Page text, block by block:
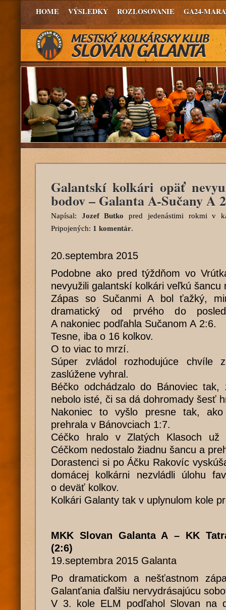
HOME VÝSLEDKY ROZLOSOVANIE GA24-
Galantskí kolkári opäť
bodov – Galanta A-Sučany A
Napísal: Jozef Butko pred jedenástimi rokmi v
Pripojených: 1 komentár.
20.septembra 2015
Podobne ako pred týždňom vo
nevyužili galantskí kolkári veľkú šancu
Zápas so Sučanmi A bol ťažký,
dramatický od prvého do
A nakoniec podľahla Sučanom A 2:6.
Tesne, iba o 16 kolkov.
O to viac to mrzí.
Súper zvládol rozhodujúce chvíle
zaslúžene vyhral.
Béčko odchádzalo do Bánoviec
nebolo isté, či sa dá dohromady šesť
Nakoniec to vyšlo presne tak,
prehrala v Bánovciach 1:7.
Céčko hralo v Zlatých Klasoch
Céčkom nedostalo žiadnu šancu a
Dorastenci si po Áčku Rakovíc
domácej kolkárni nezvládli úlohu
o deväť kolkov.
Kolkári Galanty tak v uplynulom kole
MKK Slovan Galanta A – KK
(2:6)
19.septembra 2015 Galanta
Po dramatickom a nešťastnom
Galanťania ďalšiu nervydrásajúcu
V 3. kole ELM podľahol Slovan na